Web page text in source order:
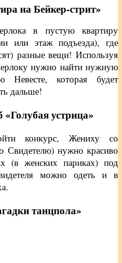
на Бейкер-стрит»
в пустую квартиру
или этаж подъезда), где
разные вещи! Используя
нужно найти нужную
Невесте, которая будет
дальше!
устрица»
конкурс, Жениху со
Свидетелю) нужно красиво
(в женских париках) под
можно одеть и в
танцпола»